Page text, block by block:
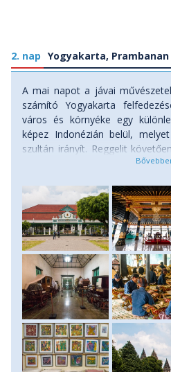
: Bali spirituális és
2. nap Yogyakarta, Prambanan
A mai napot a jávai
számító Yogyakarta
város és környéke egy
képez Indonézián belül,
szultán irányít. Reggelit
(kerékpáros taxik) a város
palotakomplexumához, a
században épített, hófehér
megismerkedhetünk a
történetével, s betekintést is
munkájába, akik a
kertjében végzik munkájukat.
belehallgathatunk a
zenekar, a gamelan
múzeumba megyünk, ahol az
hintóit tekinthetjük meg. Innen
ahol megismerkedhetünk a
lehetőségünk is van
vásárlására. A batikműhelytől